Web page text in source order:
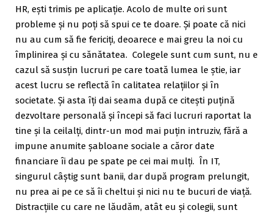
HR, ești trimis pe aplicație. Acolo de multe ori sunt
probleme și nu poți să spui ce te doare. Și poate că nici
nu au cum să fie fericiți, deoarece e mai greu la noi cu
împlinirea și cu sănătatea. Colegele sunt cum sunt, nu e
cazul să susțin lucruri pe care toată lumea le știe, iar
acest lucru se reflectă în calitatea relațiilor și în
societate. Și asta îți dai seama după ce citești puțină
dezvoltare personală și începi să faci lucruri raportat la
tine și la ceilalți, dintr-un mod mai puțin intruziv, fără a
impune anumite șabloane sociale a căror date
financiare îi dau pe spate pe cei mai mulți. În IT,
singurul câștig sunt banii, dar după program prelungit,
nu prea ai pe ce să îi cheltui și nici nu te bucuri de viață.
Distracțiile cu care ne lăudăm, atât eu și colegii, sunt